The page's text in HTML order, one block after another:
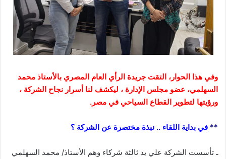
وفي هذا الحوار، التقت جريدة الرأي العام المصري بالأستاذ محمد
السهلمي، عضو مجلس الإدارة ، ليكشف لنا أسرار نجاح الشركة ،
ورؤيتها لتطوير القطاع السياحي في مصر.
** في بداية اللقاء .. نبذة مختصرة عن الشركة ؟
ـ تأسست الشركة علي يد ثالثة شركاء وهم الأستاذ/ محمد السهلمي